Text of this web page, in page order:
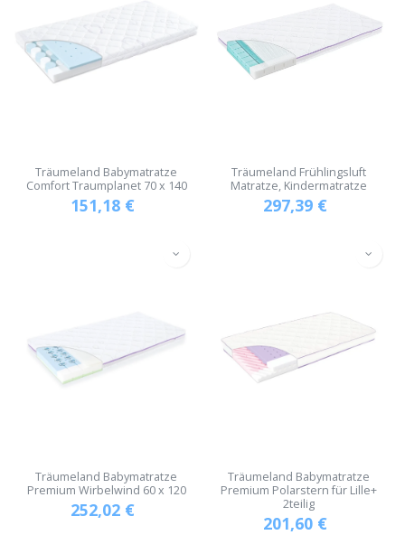
Träumeland Babymatratze
Comfort Traumplanet 70 x 140
151,18 €
Träumeland Frühlingsluft
Matratze, Kindermatratze
297,39 €
Träumeland Babymatratze
Premium Wirbelwind 60 x 120
252,02 €
Träumeland Babymatratze
Premium Polarstern für Lille+
2teilig
201,60 €